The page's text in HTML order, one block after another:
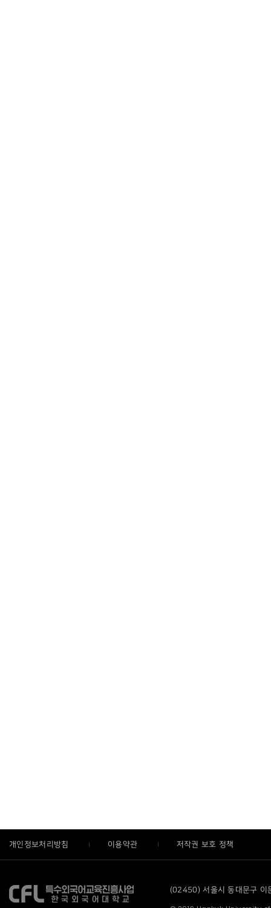
개인정보처리방침 이용약관 저작권 보호 정책
(02450) 서울시 동대문구